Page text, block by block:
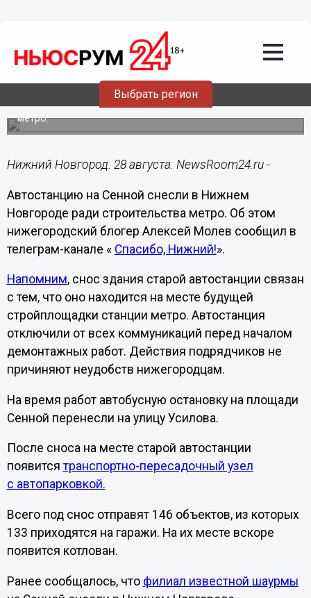
Выбрать регион
28.08.202209:49
Автостанцию на Сенной отправили под
снос в Нижнем Новгороде
Она находится в зоне стройплощадки будущей станции
метро.
Нижний Новгород. 28 августа. NewsRoom24.ru -
Автостанцию на Сенной снесли в Нижнем
Новгороде ради строительства метро. Об этом
нижегородский блогер Алексей Молев сообщил в
телеграм-канале « Спасибо, Нижний!».
Напомним, снос здания старой автостанции связан
с тем, что оно находится на месте будущей
стройплощадки станции метро. Автостанция
отключили от всех коммуникаций перед началом
демонтажных работ. Действия подрядчиков не
причиняют неудобств нижегородцам.
На время работ автобусную остановку на площади
Сенной перенесли на улицу Усилова.
После сноса на месте старой автостанции
появится транспортно-пересадочный узел
с автопарковкой.
Всего под снос отправят 146 объектов, из которых
133 приходятся на гаражи. На их месте вскоре
появится котлован.
Ранее сообщалось, что филиал известной шаурмы